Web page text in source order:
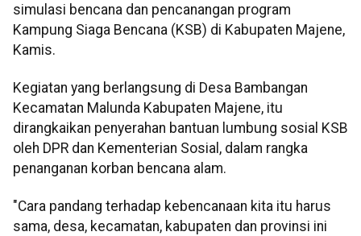
simulasi bencana dan pencanangan program
Kampung Siaga Bencana (KSB) di Kabupaten Majene,
Kamis.
Kegiatan yang berlangsung di Desa Bambangan
Kecamatan Malunda Kabupaten Majene, itu
dirangkaikan penyerahan bantuan lumbung sosial KSB
oleh DPR dan Kementerian Sosial, dalam rangka
penanganan korban bencana alam.
"Cara pandang terhadap kebencanaan kita itu harus
sama, desa, kecamatan, kabupaten dan provinsi ini